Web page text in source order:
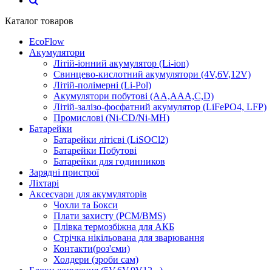
Каталог товаров
EcoFlow
Акумулятори
Літій-іонний акумулятор (Li-ion)
Свинцево-кислотний акумулятори (4V,6V,12V)
Літій-полімерні (Li-Pol)
Акумулятори побутові (AA,AAA,C,D)
Літій-залізо-фосфатний акумулятор (LiFePO4, LFP)
Промислові (Ni-CD/Ni-MH)
Батарейки
Батарейки літієві (LiSOCl2)
Батарейки Побутові
Батарейки для годинников
Зарядні пристрої
Ліхтарі
Аксесуари для акумуляторів
Чохли та Бокси
Плати захисту (PCM/BMS)
Плівка термозбіжна для АКБ
Стрічка нікільована для зварювання
Контакти(роз'єми)
Холдери (зроби сам)